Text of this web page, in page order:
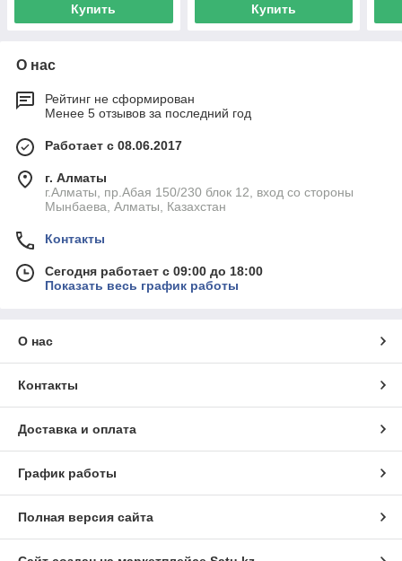
Купить Купить
О нас
Рейтинг не сформирован
Менее 5 отзывов за последний год
Работает с 08.06.2017
г. Алматы
г.Алматы, пр.Абая 150/230 блок 12, вход со стороны
Мынбаева, Алматы, Казахстан
Контакты
Сегодня работает с 09:00 до 18:00
Показать весь график работы
О нас
Контакты
Доставка и оплата
График работы
Полная версия сайта